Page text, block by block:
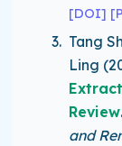
[DOI]
Tang
Ling
Review.
and